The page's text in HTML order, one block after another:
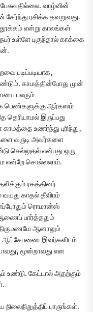
வாழ்வின்
ரசிக்க தவறுவது.
தூக்கம் என்று காலங்கள்
உள்ளே புகுந்தால் காக்கை
படிப்படியாக,
காமத்தின்போது முன்
பலரும்
பெண்களுக்கு ஆர்கஸம்
இருப்பது
உணர்ந்து புரிந்து,
வருடி அவர்களை
செல்லுதல் என்பது ஒரு
என்றே சொல்லலாம்.
ரகத்தினர்
காதல் தீவிரம்
ரொமான்ஸ்
ஆணைப் பார்த்ததும்
ஆனாலும்
ஆட்சேபணை இவர்களிடம்
மூன்றாவது என
உண்டு. கேட்டால் அதற்கும்
பாருங்கள்.